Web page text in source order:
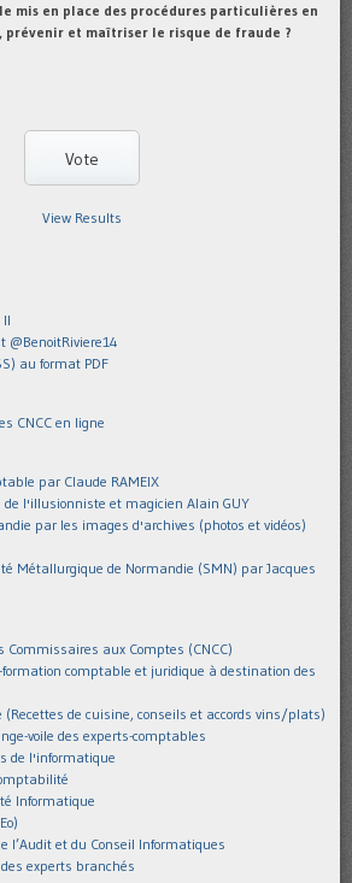
mis en place des procédures particulières en
prévenir et maîtriser le risque de fraude ?
View Results
au format PDF
CNCC en ligne
par Claude RAMEIX
l'illusionniste et magicien Alain GUY
par les images d'archives (photos et vidéos)
Métallurgique de Normandie (SMN) par Jacques
Commissaires aux Comptes (CNCC)
formation comptable et juridique à destination des
de cuisine, conseils et accords vins/plats)
voile des experts-comptables
de l'informatique
Informatique
l’Audit et du Conseil Informatiques
experts branchés